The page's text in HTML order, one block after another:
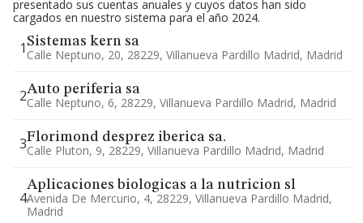
presentado sus cuentas anuales y cuyos datos han sido
cargados en nuestro sistema para el año 2024.
1 Sistemas kern sa
Calle Neptuno, 20, 28229, Villanueva Pardillo Madrid, Madrid
2Auto periferia sa
Calle Neptuno, 6, 28229, Villanueva Pardillo Madrid, Madrid
3Florimond desprez iberica sa.
Calle Pluton, 9, 28229, Villanueva Pardillo Madrid, Madrid
4
Aplicaciones biologicas a la nutricion sl
Avenida De Mercurio, 4, 28229, Villanueva Pardillo Madrid,
Madrid